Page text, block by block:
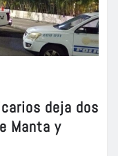
deja dos
Manta y